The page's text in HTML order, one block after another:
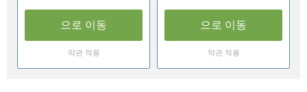
으로 이동
약관 적용
으로 이동
약관 적용